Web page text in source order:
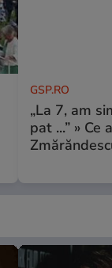
GSP.RO
„La 7, am
pat ...” »